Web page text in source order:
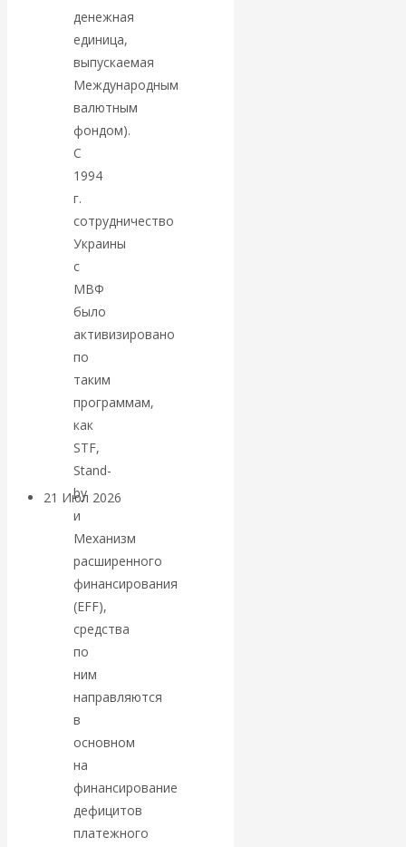
Валентин
КАтасонов.
Парадоксы
денежной
системы России.
Комментарий к
последним
данным
Центробанка о
наличной
денежной массе
21 Июл 2026
интервью и беседы
ВАлентин
Катасонов.
Воздушные
коридоры:
«Паутина-2»
провалилась, но
маршруты в
денежная
единица,
выпускаемая
Международным
валютным
фондом).
С
1994
г.
сотрудничество
Украины
с
МВФ
было
активизировано
по
таким
программам,
как
STF,
Stand-
by
и
Механизм
расширенного
финансирования
(EFF),
средства
по
ним
направляются
в
основном
на
финансирование
дефицитов
платежного